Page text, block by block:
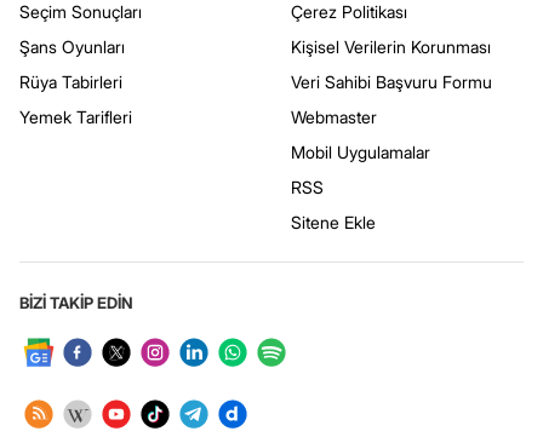
Seçim Sonuçları
Şans Oyunları
Rüya Tabirleri
Yemek Tarifleri
Çerez Politikası
Kişisel Verilerin Korunması
Veri Sahibi Başvuru Formu
Webmaster
Mobil Uygulamalar
RSS
Sitene Ekle
BİZİ TAKİP EDİN